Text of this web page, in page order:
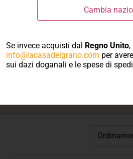
negozio
Cambia
Se invece acquisti dal Regno Unito,
info@lacasadelgrano.com per
sui dazi doganali e le spese di